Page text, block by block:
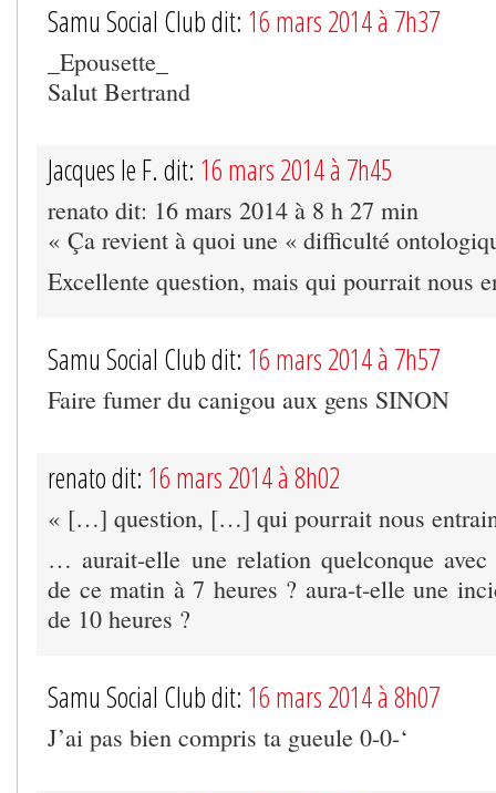
Samu Social Club dit: 16 mars 2014 à 7h37
_Epousette_
Salut Bertrand
Jacques le F. dit: 16 mars 2014 à 7h45
renato dit: 16 mars 2014 à 8 h 27 min
« Ça revient à quoi une « difficulté
Excellente question, mais qui pourrait nous
Samu Social Club dit: 16 mars 2014 à 7h57
Faire fumer du canigou aux gens SINON
renato dit: 16 mars 2014 à 8h02
« […] question, […] qui pourrait nous
… aurait-elle une relation quelconque
de ce matin à 7 heures ? aura-t-elle une
de 10 heures ?
Samu Social Club dit: 16 mars 2014 à 8h07
J’ai pas bien compris ta gueule 0-0-‘